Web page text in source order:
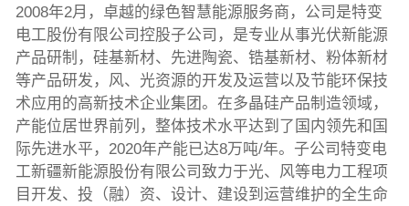
2008年2月，卓越的绿色智慧能源服务商，公司是特变
电工股份有限公司控股子公司，是专业从事光伏新能源
产品研制，硅基新材、先进陶瓷、锆基新材、粉体新材
等产品研发，风、光资源的开发及运营以及节能环保技
术应用的高新技术企业集团。在多晶硅产品制造领域，
产能位居世界前列，整体技术水平达到了国内领先和国
际先进水平，2020年产能已达8万吨/年。子公司特变电
工新疆新能源股份有限公司致力于光、风等电力工程项
目开发、投（融）资、设计、建设到运营维护的全生命